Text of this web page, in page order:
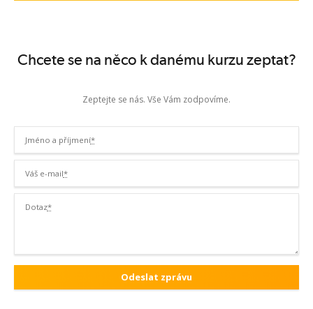
Chcete se na něco k danému kurzu zeptat?
Zeptejte se nás. Vše Vám zodpovíme.
Jméno a příjmení*
Váš e-mail*
Dotaz*